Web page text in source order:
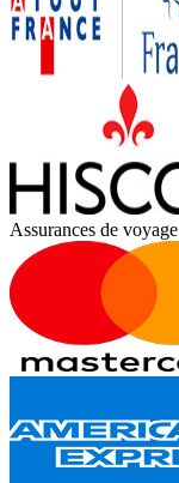
Assurances de voyage